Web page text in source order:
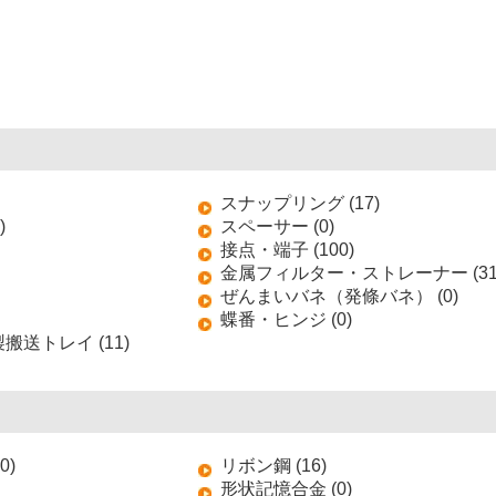
スナップリング (17)
スペーサー (0)
接点・端子 (100)
金属フィルター・ストレーナー
ぜんまいバネ（発條バネ） (0)
蝶番・ヒンジ (0)
送トレイ (11)
リボン鋼 (16)
形状記憶合金 (0)